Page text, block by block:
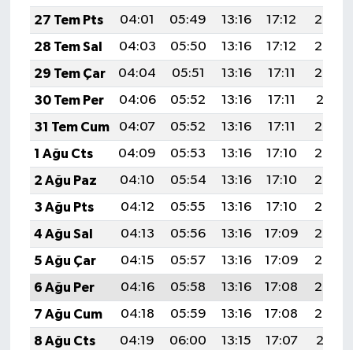
27 Tem Pts
04:01 05:49 13:16 17:12
20:34
28 Tem Sal
04:03 05:50 13:16 17:12
20:33
29 Tem Çar
04:04 05:51 13:16 17:11
20:32
30 Tem Per
04:06 05:52 13:16 17:11
20:31
31 Tem Cum
04:07 05:52 13:16 17:11
20:30
1 Ağu Cts
04:09 05:53 13:16 17:10
20:29
2 Ağu Paz
04:10 05:54 13:16 17:10
20:28
3 Ağu Pts
04:12 05:55 13:16 17:10
20:27
4 Ağu Sal
04:13 05:56 13:16 17:09
20:26
5 Ağu Çar
04:15 05:57 13:16 17:09
20:24
6 Ağu Per
04:16 05:58 13:16 17:08
20:23
7 Ağu Cum
04:18 05:59 13:16 17:08
20:22
8 Ağu Cts
04:19 06:00 13:15 17:07
20:21